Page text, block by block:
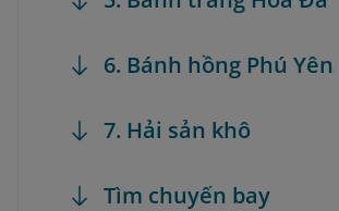
6. Bánh hồng Phú Yên
7. Hải sản khô
Tìm chuyến bay